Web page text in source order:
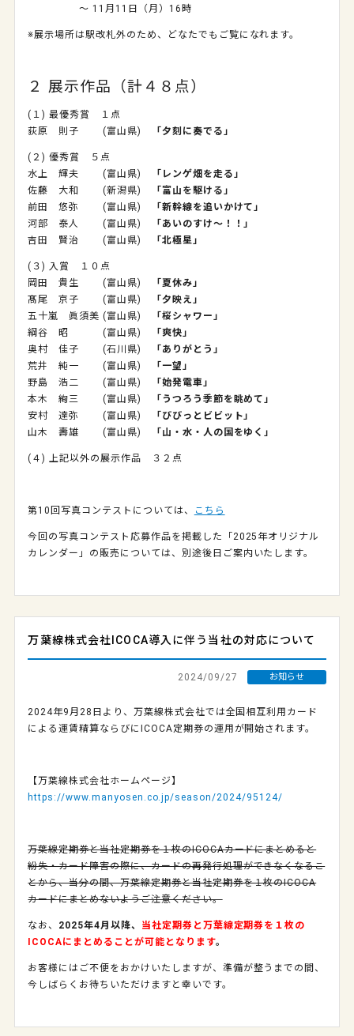
～ 11月11日（月）16時
※展示場所は駅改札外のため、どなたでもご覧になれます。
２ 展示作品（計４８点）
(１) 最優秀賞 １点
荻原 則子 (富山県)
「夕刻に奏でる」
(２) 優秀賞 ５点
水上 輝夫 (富山県)
「レンゲ畑を走る」
佐藤 大和 (新潟県)
「富山を駆ける」
前田 悠弥 (富山県)
「新幹線を追いかけて」
河部 泰人 (富山県)
「あいのすけ～！！」
吉田 賢治 (富山県)
「北極星」
(３) 入賞 １０点
岡田 貴生 (富山県)
「夏休み」
髙尾 京子 (富山県)
「夕映え」
五十嵐 眞須美 (富山県)
「桜シャワー」
綱谷 昭 (富山県)
「爽快」
奥村 佳子 (石川県)
「ありがとう」
荒井 純一 (富山県)
「一望」
野島 浩二 (富山県)
「始発電車」
本木 絢三 (富山県)
「うつろう季節を眺めて」
安村 達弥 (富山県)
「びびっとビビット」
山木 壽雄 (富山県)
「山・水・人の国をゆく」
(４) 上記以外の展示作品 ３２点
第10回写真コンテストについては、 こちら
今回の写真コンテスト応募作品を掲載した「2025年オリジナル
カレンダー」の販売については、別途後日ご案内いたします。
万葉線株式会社ICOCA導入に伴う当社の対応について
2024/09/27 お知らせ
2024年9月28日より、万葉線株式会社では全国相互利用カード
による運賃精算ならびにICOCA定期券の運用が開始されます。
【万葉線株式会社ホームページ】
https://www.manyosen.co.jp/season/2024/95124/
万葉線定期券と当社定期券を１枚のICOCAカードにまとめると
紛失・カード障害の際に、カードの再発行処理ができなくなるこ
とから、当分の間、万葉線定期券と当社定期券を１枚のICOCA
カードにまとめないようご注意ください。
なお、 2025年4月以降、 当社定期券と万葉線定期券を１枚の
ICOCAにまとめることが可能となります。
お客様にはご不便をおかけいたしますが、準備が整うまでの間、
今しばらくお待ちいただけますと幸いです。